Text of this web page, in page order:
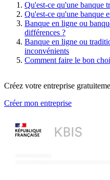
Qu'est-ce qu'une banque
Qu'est-ce qu'une banque
Banque en ligne ou
différences ?
Banque en ligne ou
inconvénients
Comment faire le bon
Créez votre entreprise
Créer mon entreprise